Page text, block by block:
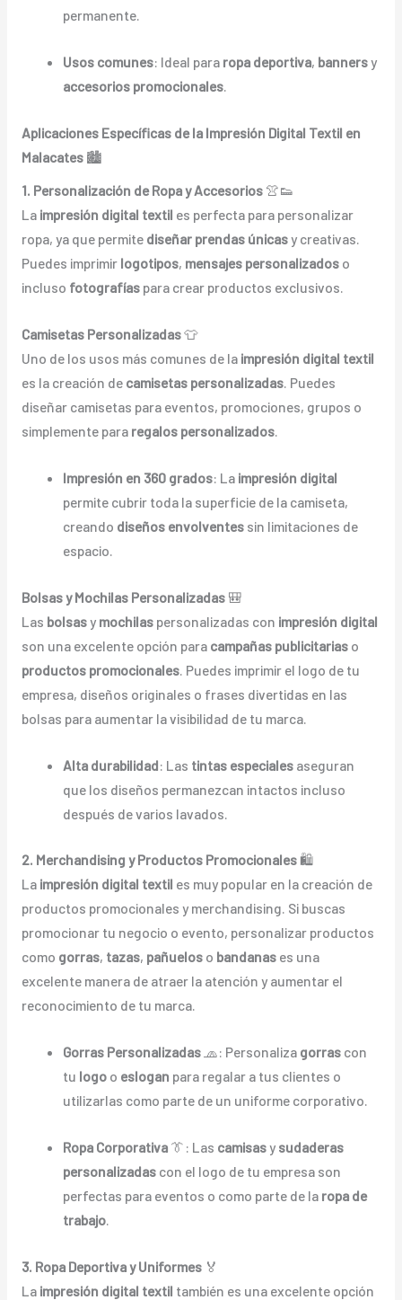
permanente.
Usos comunes: Ideal para ropa deportiva, bannersy
accesorios promocionales
Aplicaciones Específicas de la Impresión Digital Textil en
Malacates🏙️
1. Personalización de Ropa y Accesorios👚👟
La impresión digital textil es perfecta para personalizar
ropa, ya que permite diseñar prendas únicasy creativas.
Puedes imprimir logotipos, mensajes personalizadoso
incluso fotografíaspara crear productos exclusivos.
Camisetas Personalizadas👕
Uno de los usos más comunes de la impresión digital textil
es la creación de camisetas personalizadas. Puedes
diseñar camisetas para eventos, promociones, grupos o
simplemente para regalos personalizados.
Impresión en 360 grados: La impresión digital
permite cubrir toda la superficie de la camiseta,
creando diseños envolventes sin limitaciones de
espacio.
Bolsas y Mochilas Personalizadas🎒
Las bolsasy mochilaspersonalizadas con impresión digital
son una excelente opción para campañas publicitariaso
productos promocionales. Puedes imprimir el logo de tu
empresa, diseños originales o frases divertidas en las
bolsas para aumentar la visibilidad de tu marca.
Alta durabilidad: Las tintas especiales aseguran
que los diseños permanezcan intactos incluso
después de varios lavados.
2. Merchandising y Productos Promocionales🛍️
La impresión digital textil es muy popular en la creación de
productos promocionales y merchandising. Si buscas
promocionar tu negocio o evento, personalizar productos
como gorras, tazas, pañueloso bandanases una
excelente manera de atraer la atención y aumentar el
reconocimiento de tu marca.
Gorras Personalizadas 🧢: Personaliza gorras con
tu logo o eslogan para regalar a tus clientes o
utilizarlas como parte de un uniforme corporativo.
Ropa Corporativa 👔: Las camisasy sudaderas
personalizadas con el logo de tu empresa son
perfectas para eventos o como parte de la ropa de
trabajo.
3. Ropa Deportiva y Uniformes🏅
La impresión digital textil también es una excelente opción